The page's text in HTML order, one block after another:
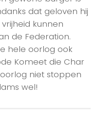
dat geloven hij
kunnen
de Federation.
hele oorlog ook
Komeet die Char
niet stoppen
wel!